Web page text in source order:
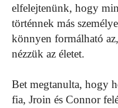
elfelejtenünk, hogy
történnek más
könnyen formálható
nézzük az életet.
Bet megtanulta, hogy
fia, Jroin és Connor